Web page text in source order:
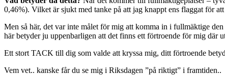
0,46%). Vilket är sjukt med tanke på att jag knappt ens flaggat för
Men så här, det var inte målet för mig att komma in i fullmäktige
här betyder ju uppenbarligen att det finns ett förtroende för mig där
Ett stort TACK till dig som valde att kryssa mig, ditt förtroende
Vem vet.. kanske får du se mig i Riksdagen ”på riktigt” i framtiden..